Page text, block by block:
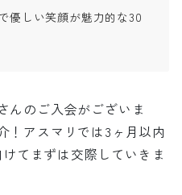
優しい笑顔が魅力的な30
んのご入会がございま
！アスマリでは3ヶ月以内
てまずは交際していきま